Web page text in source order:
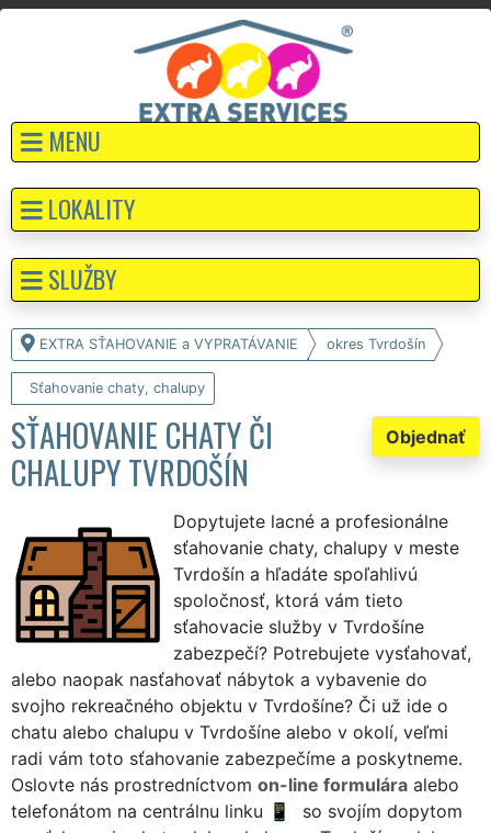
MENU
EXTRA SŤAHOVANIE a VYPRATÁVANIE okres Tvrdošín
Sťahovanie chaty, chalupy
Objednať
SŤAHOVANIE CHATY ČI
CHALUPY TVRDOŠÍN
Dopytujete lacné a profesionálne
sťahovanie chaty, chalupy v meste
Tvrdošín a hľadáte spoľahlivú
spoločnosť, ktorá vám tieto
sťahovacie služby v Tvrdošíne
zabezpečí? Potrebujete vysťahovať,
alebo naopak nasťahovať nábytok a vybavenie do
svojho rekreačného objektu v Tvrdošíne? Či už ide o
chatu alebo chalupu v Tvrdošíne alebo v okolí, veľmi
radi vám toto sťahovanie zabezpečíme a poskytneme.
Oslovte nás prostredníctvom on-line formulára alebo
telefonátom na centrálnu linku
so svojím dopytom
LOKALITY
SLUŽBY